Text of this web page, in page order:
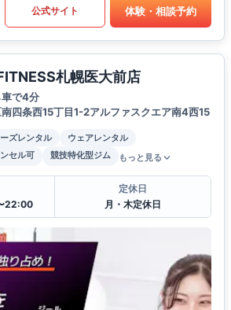
公式サイト 体験・相談予約
札幌医大前店
で4分
四条西15丁目1-2アルファスクエア南4西15
ズレンタル
ウェアレンタル
セル可 競技特化型ジム もっと見る
22:00
定休日
月・木定休日